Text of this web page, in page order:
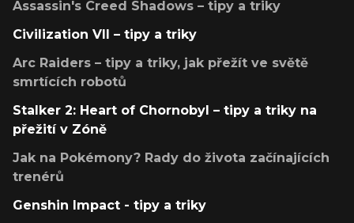
Assassin's Creed Shadows – tipy a triky
Civilization VII – tipy a triky
Arc Raiders – tipy a triky, jak přežít ve světě
smrtících robotů
Stalker 2: Heart of Chornobyl – tipy a triky na
přežití v Zóně
Jak na Pokémony? Rady do života začínajících
trenérů
Genshin Impact - tipy a triky